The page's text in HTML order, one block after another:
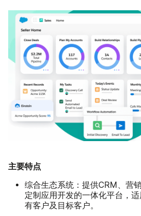
主要特点
综合生态系统： 提供CRM、营
定制应用开发的一体化平台，
有客户及目标客户。